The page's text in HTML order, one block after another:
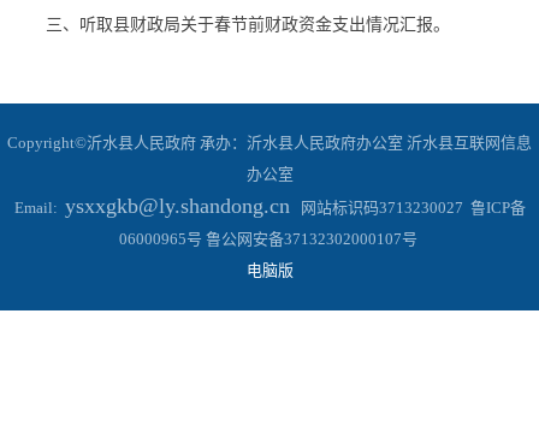
三、听取县财政局关于春节前财政资金支出情况汇报。
Copyright©沂水县人民政府 承办：沂水县人民政府办公室 沂水县互联网信息
办公室
Email: ysxxgkb@ly.shandong.cn
网站标识码3713230027 鲁ICP备
06000965号 鲁公网安备37132302000107号
电脑版